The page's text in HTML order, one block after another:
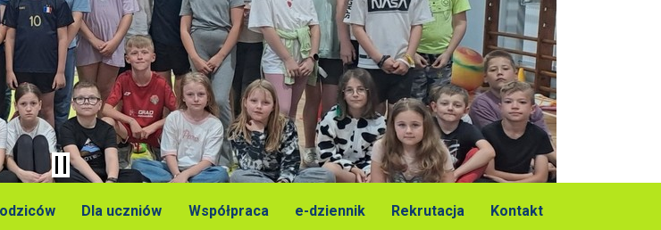
Dla uczniów Współpraca e-dziennik Rekrutacja Kontakt